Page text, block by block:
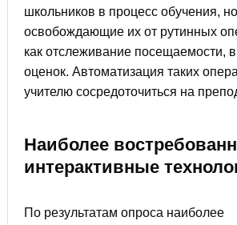
школьников в процесс обучения,
освобождающие их от рутинных
как отслеживание посещаемости,
оценок. Автоматизация таких
учителю сосредоточиться на
Наиболее
интерактивные
По результатам опроса наиболее